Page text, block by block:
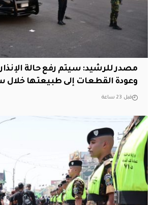
مصدر للرشيد: سيتم رفع حالة
وعودة القطعات إلى طبيعتها خلال
قبل 23 ساعة